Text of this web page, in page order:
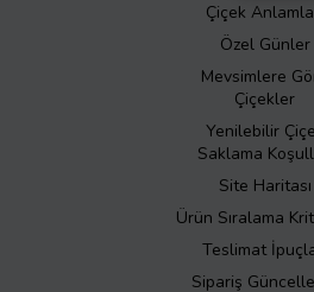
Çiçek
Özel Günler
Mevsimlere
Çiçekler
Yenilebilir
Saklama
Site Haritası
Ürün Sıralama
Teslimat
Sipariş